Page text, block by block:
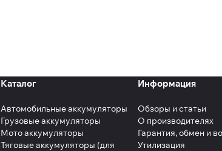
Каталог
Автомобильные аккумуляторы
Грузовые аккумуляторы
Мото аккумуляторы
Тяговые аккумуляторы (для
Информация
Обзоры и статьи
О производителях
Гарантия, обмен и
Утилизация